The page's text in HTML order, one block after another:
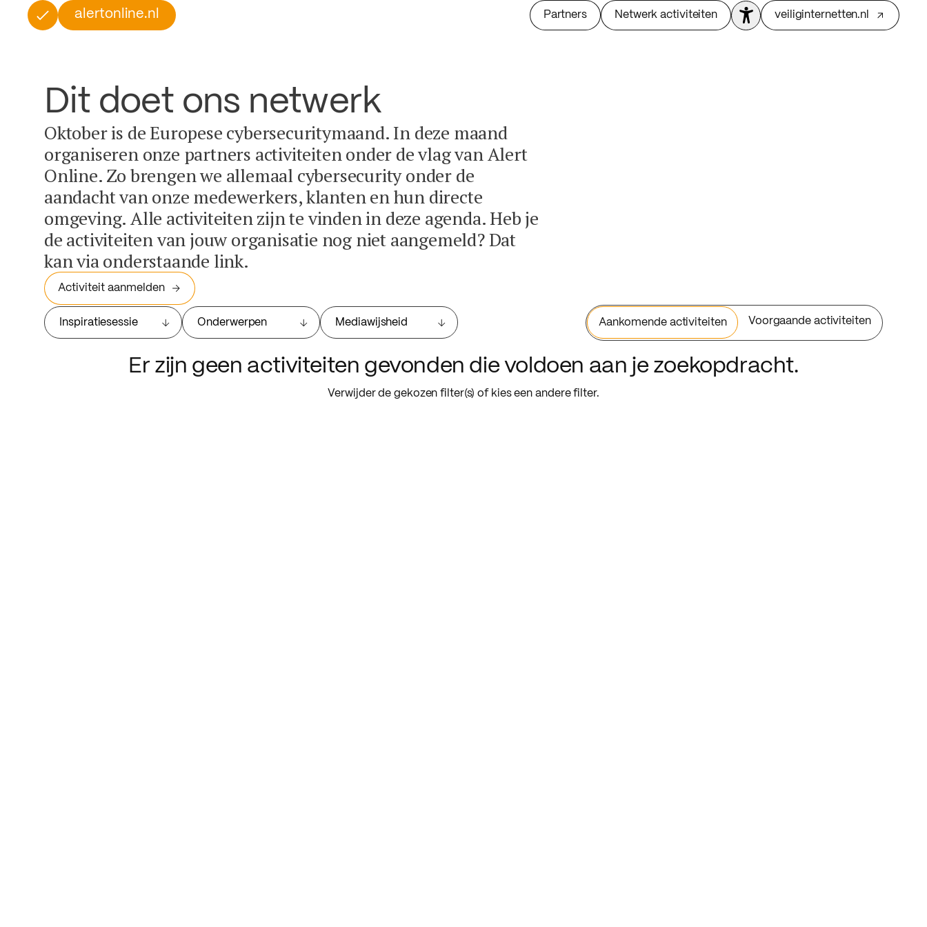
alertonline.nl Partners Netwerk activiteiten veiliginternetten.nl
Dit doet ons netwerk
Oktober is de Europese cybersecuritymaand. In deze maand
organiseren onze partners activiteiten onder de vlag van Alert
Online. Zo brengen we allemaal cybersecurity onder de
aandacht van onze medewerkers, klanten en hun directe
omgeving. Alle activiteiten zijn te vinden in deze agenda. Heb je
de activiteiten van jouw organisatie nog niet aangemeld? Dat
kan via onderstaande link.
Activiteit aanmelden
Inspiratiesessie Onderwerpen Mediawijsheid Aankomende activiteiten Voorgaande activiteiten
Er zijn geen activiteiten gevonden die voldoen aan je zoekopdracht.
Verwijder de gekozen filter(s) of kies een andere filter.